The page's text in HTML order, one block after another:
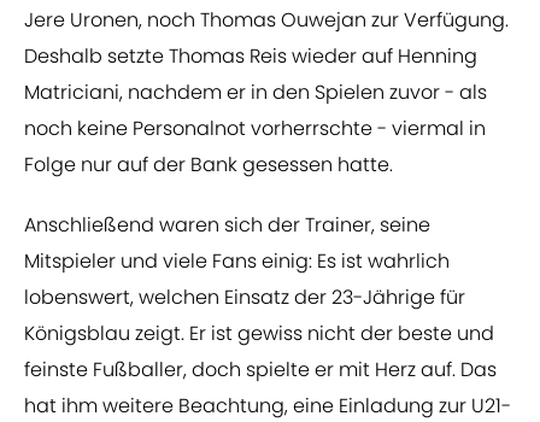
Jere Uronen, noch Thomas Ouwejan zur Verfügung.
Deshalb setzte Thomas Reis wieder auf Henning
Matriciani, nachdem er in den Spielen zuvor - als
noch keine Personalnot vorherrschte - viermal in
Folge nur auf der Bank gesessen hatte.
Anschließend waren sich der Trainer, seine
Mitspieler und viele Fans einig: Es ist wahrlich
lobenswert, welchen Einsatz der 23-Jährige für
Königsblau zeigt. Er ist gewiss nicht der beste und
feinste Fußballer, doch spielte er mit Herz auf. Das
hat ihm weitere Beachtung, eine Einladung zur U21-